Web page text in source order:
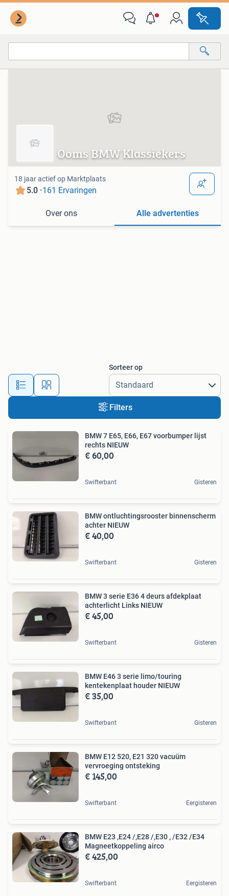
Van deze adverteerder
Ooms BMW Klassiekers
18 jaar actief op Marktplaats
5.0 ·161 Ervaringen
Over ons Alle advertenties
Sorteer op
Filters
BMW 7 E65, E66, E67 voorbumper lijst
rechts NIEUW
€ 60,00
Swifterbant Gisteren
BMW ontluchtingsrooster binnenscherm
achter NIEUW
€ 40,00
Swifterbant Gisteren
BMW 3 serie E36 4 deurs afdekplaat
achterlicht Links NIEUW
€ 45,00
Swifterbant Gisteren
BMW E46 3 serie limo/touring
kentekenplaat houder NIEUW
€ 35,00
Swifterbant Gisteren
BMW E12 520, E21 320 vacuüm
vervroeging ontsteking
€ 145,00
Swifterbant Eergisteren
BMW E23 ,E24 /,E28 /,E30 , /E32 /E34
Magneetkoppeling airco
€ 425,00
Swifterbant Eergisteren